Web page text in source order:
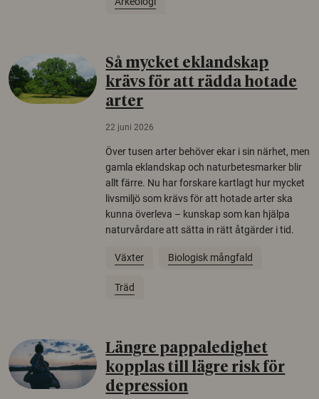
Så mycket eklandskap
krävs för att rädda hotade
arter
22 juni 2026
Över tusen arter behöver ekar i sin närhet, men
gamla eklandskap och naturbetesmarker blir
allt färre. Nu har forskare kartlagt hur mycket
livsmiljö som krävs för att hotade arter ska
kunna överleva – kunskap som kan hjälpa
naturvårdare att sätta in rätt åtgärder i tid.
Växter Biologisk mångfald
Träd
Längre pappaledighet
kopplas till lägre risk för
depression